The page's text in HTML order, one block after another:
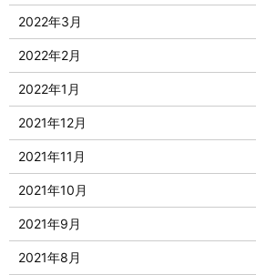
2022年3月
2022年2月
2022年1月
2021年12月
2021年11月
2021年10月
2021年9月
2021年8月